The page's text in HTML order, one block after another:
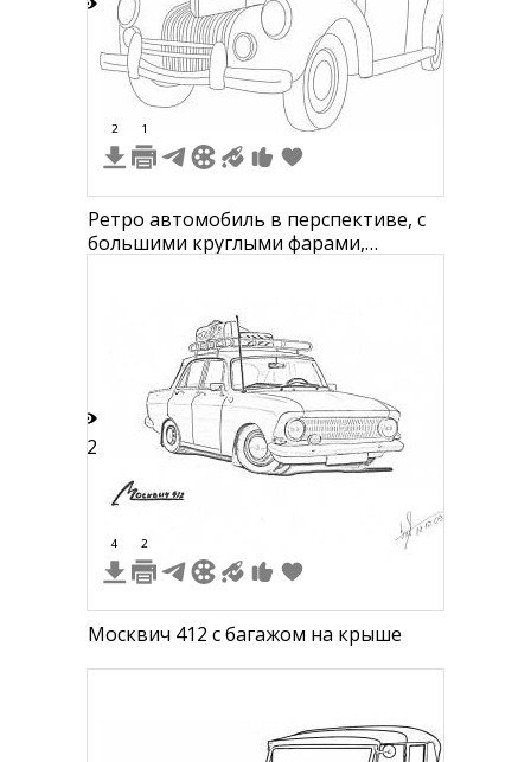
2 1
Ретро автомобиль в перспективе, с
большими круглыми фарами,
12
4 2
Москвич 412 с багажом на крыше